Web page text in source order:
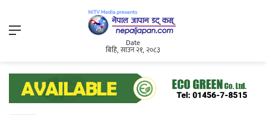
Menu
Date
बिहि, साउन २१, २०८३